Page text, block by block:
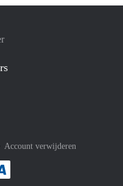
Account verwijderen
met Mastercardaf met Meastro